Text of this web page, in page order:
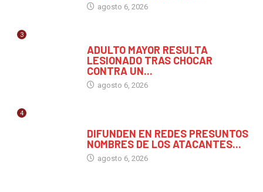
agosto 6, 2026
3
ADULTO MAYOR RESULTA
LESIONADO TRAS CHOCAR
CONTRA UN...
agosto 6, 2026
4
DIFUNDEN EN REDES PRESUNTOS
NOMBRES DE LOS ATACANTES...
agosto 6, 2026